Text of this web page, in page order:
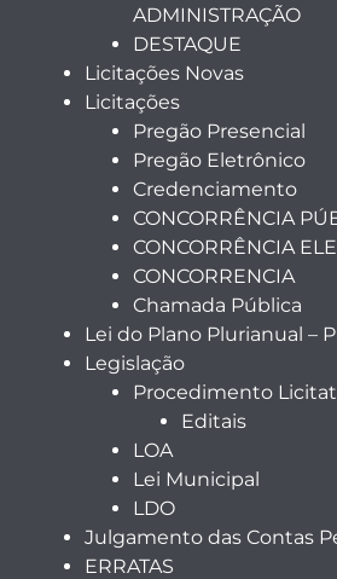
ADMINISTRAÇÃO
DESTAQUE
Licitações Novas
Licitações
Pregão Presencial
Pregão Eletrônico
Credenciamento
CONCORRÊNCIA
CONCORRÊNCIA
CONCORRENCIA
Chamada Pública
Lei do Plano Plurianual –
Legislação
Procedimento
Editais
LOA
Lei Municipal
LDO
Julgamento das Contas
ERRATAS